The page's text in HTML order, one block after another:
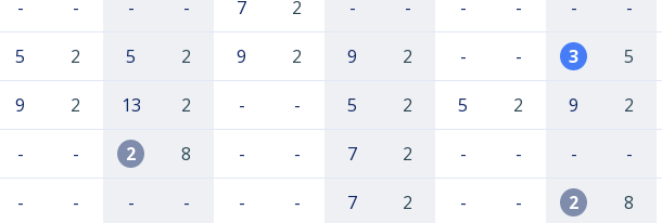
- - - - 7 2 - - - - - -
5 2 5 2 9 2 9 2 - - 3 5
9 2 13 2 - - 5 2 5 2 9 2
- - 2 8 - - 7 2 - - - -
- - - - - - 7 2 - - 2 8